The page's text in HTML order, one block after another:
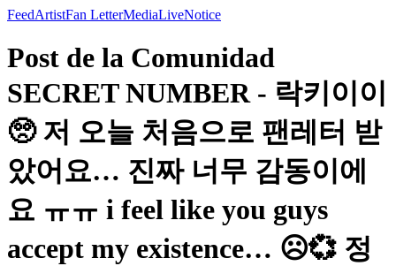
FeedArtistFan LetterMediaLiveNotice
Post de la Comunidad
SECRET NUMBER - 락키이이
🥺 저 오늘 처음으로 팬레터 받
았어요… 진짜 너무 감동이에
요 ㅠㅠ i feel like you guys
accept my existence… ☹️💞 정